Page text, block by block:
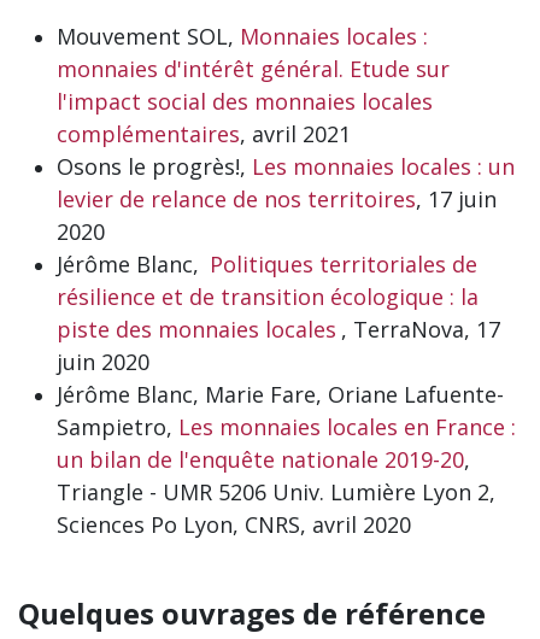
Mouvement SOL, Monnaies locales :
monnaies d'intérêt général. Etude sur
l'impact social des monnaies locales
complémentaires, avril 2021
Osons le progrès!, Les monnaies locales : un
levier de relance de nos territoires, 17 juin
2020
Jérôme Blanc, Politiques territoriales de
résilience et de transition écologique : la
piste des monnaies locales , TerraNova, 17
juin 2020
Jérôme Blanc, Marie Fare, Oriane Lafuente-
Sampietro, Les monnaies locales en France :
un bilan de l'enquête nationale 2019-20,
Triangle - UMR 5206 Univ. Lumière Lyon 2,
Sciences Po Lyon, CNRS, avril 2020
Quelques ouvrages de référence